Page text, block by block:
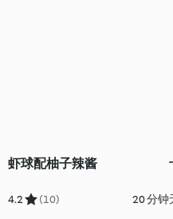
虾球配柚子辣酱
4.2 (10) 20 分钟